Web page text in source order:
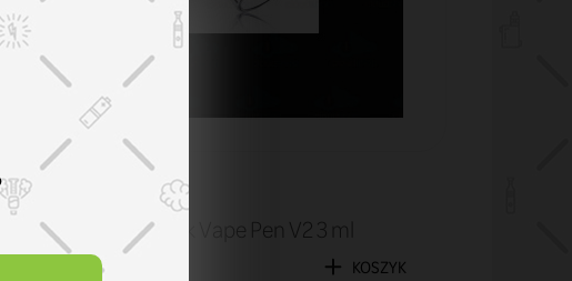
Tuba Smok Vape Pen V2 3 ml
9,90 zł KOSZYK